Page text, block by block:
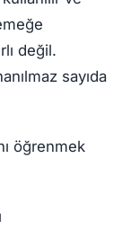
değil.
sayıda
öğrenmek